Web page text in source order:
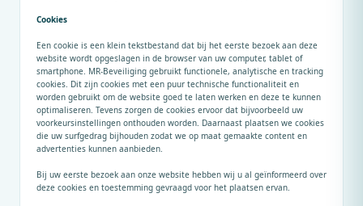
Cookies
Een cookie is een klein tekstbestand dat bij het eerste bezoek aan deze
website wordt opgeslagen in de browser van uw computer, tablet of
smartphone. MR-Beveiliging gebruikt functionele, analytische en tracking
cookies. Dit zijn cookies met een puur technische functionaliteit en
worden gebruikt om de website goed te laten werken en deze te kunnen
optimaliseren. Tevens zorgen de cookies ervoor dat bijvoorbeeld uw
voorkeursinstellingen onthouden worden. Daarnaast plaatsen we cookies
die uw surfgedrag bijhouden zodat we op maat gemaakte content en
advertenties kunnen aanbieden.
Bij uw eerste bezoek aan onze website hebben wij u al geïnformeerd over
deze cookies en toestemming gevraagd voor het plaatsen ervan.